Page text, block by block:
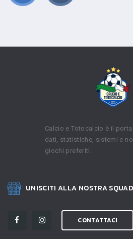
Calcio e Totocalcio è il
dati, statistiche, sistemi e
giochi preferiti.
UNISCITI ALLA NOSTRA
CONTATTACI